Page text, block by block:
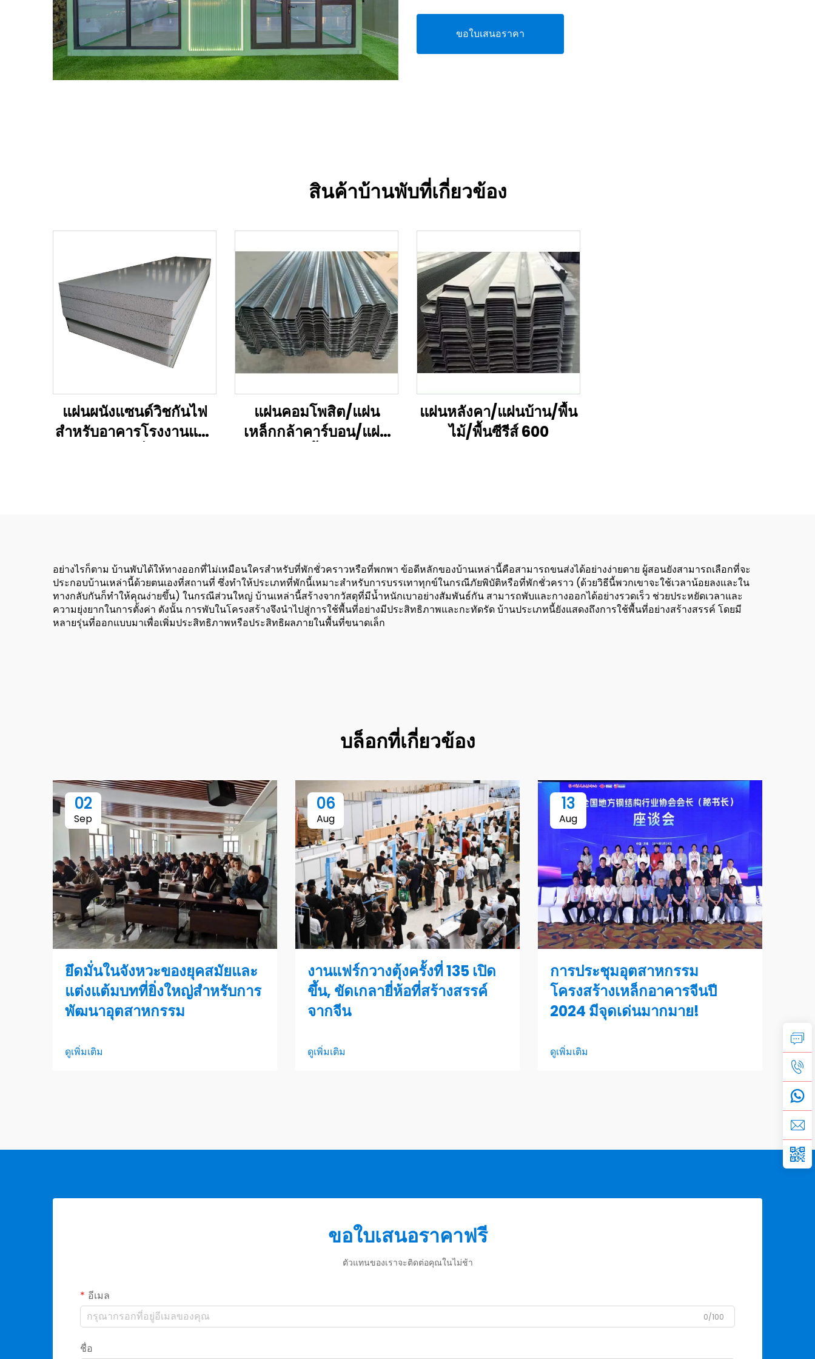
ขอใบเสนอราคา
สินค้าบ้านพับที่เกี่ยวข้อง
แผ่นผนังแซนด์วิชกันไฟ
สำหรับอาคารโรงงานและ
แผ่นคอมโพสิต/แผ่น
เหล็กกล้าคาร์บอน/แผ่น
แผ่นหลังคา/แผ่นบ้าน/พื้น
ไม้/พื้นซีรีส์ 600
อย่างไรก็ตาม บ้านพับได้ให้ทางออกที่ไม่เหมือนใครสำหรับที่พักชั่วคราวหรือที่พกพา ข้อดีหลักของบ้านเหล่านี้คือสามารถขนส่งได้อย่างง่ายดาย ผู้สอนยังสามารถเลือกที่จะ
ประกอบบ้านเหล่านี้ด้วยตนเองที่สถานที่ ซึ่งทำให้ประเภทที่พักนี้เหมาะสำหรับการบรรเทาทุกข์ในกรณีภัยพิบัติหรือที่พักชั่วคราว (ด้วยวิธีนี้พวกเขาจะใช้เวลาน้อยลงและใน
ทางกลับกันก็ทำให้คุณง่ายขึ้น) ในกรณีส่วนใหญ่ บ้านเหล่านี้สร้างจากวัสดุที่มีน้ำหนักเบาอย่างสัมพันธ์กัน สามารถพับและกางออกได้อย่างรวดเร็ว ช่วยประหยัดเวลาและ
ความยุ่งยากในการตั้งค่า ดังนั้น การพับในโครงสร้างจึงนำไปสู่การใช้พื้นที่อย่างมีประสิทธิภาพและกะทัดรัด บ้านประเภทนี้ยังแสดงถึงการใช้พื้นที่อย่างสร้างสรรค์ โดยมี
หลายรุ่นที่ออกแบบมาเพื่อเพิ่มประสิทธิภาพหรือประสิทธิผลภายในพื้นที่ขนาดเล็ก
บล็อกที่เกี่ยวข้อง
02
Sep
ยึดมั่นในจังหวะของยุคสมัยและ
แต่งแต้มบทที่ยิ่งใหญ่สำหรับการ
พัฒนาอุตสาหกรรม
ดูเพิ่มเติม
06
Aug
งานแฟร์กวางตุ้งครั้งที่ 135 เปิด
ขึ้น, ขัดเกลายี่ห้อที่สร้างสรรค์
จากจีน
ดูเพิ่มเติม
13
Aug
การประชุมอุตสาหกรรม
โครงสร้างเหล็กอาคารจีนปี
2024 มีจุดเด่นมากมาย!
ดูเพิ่มเติม
ขอใบเสนอราคาฟรี
ตัวแทนของเราจะติดต่อคุณในไม่ช้า
อีเมล
0/100
ชื่อ